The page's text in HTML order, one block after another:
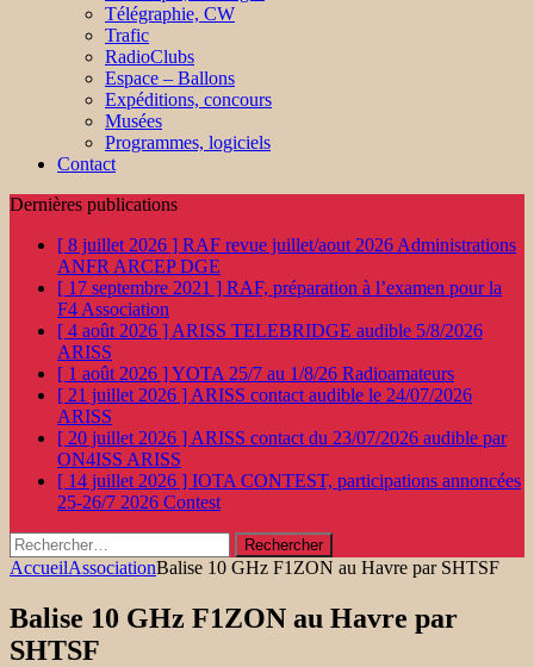
Télégraphie, CW
Trafic
RadioClubs
Espace – Ballons
Expéditions, concours
Musées
Programmes, logiciels
Contact
Dernières publications
[ 8 juillet 2026 ] RAF revue juillet/aout 2026 Administrations
ANFR ARCEP DGE
[ 17 septembre 2021 ] RAF, préparation à l’examen pour la
F4 Association
[ 4 août 2026 ] ARISS TELEBRIDGE audible 5/8/2026
ARISS
[ 1 août 2026 ]YOTA 25/7 au 1/8/26 Radioamateurs
[ 21 juillet 2026 ] ARISS contact audible le 24/07/2026
ARISS
[ 20 juillet 2026 ] ARISS contact du 23/07/2026 audible par
ON4ISS ARISS
[ 14 juillet 2026 ] IOTA CONTEST, participations annoncées
25-26/7 2026 Contest
Rechercher :
AccueilAssociationBalise 10 GHz F1ZON au Havre par SHTSF
Balise 10 GHz F1ZON au Havre par
SHTSF